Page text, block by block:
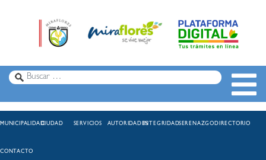
MUNICIPALIDADCIUDAD SERVICIOS AUTORIDADESINTEGRIDADSERENAZGODIRECTORIO
CONTACTO